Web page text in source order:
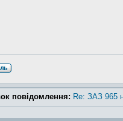
повідомлення: Re: ЗАЗ 965